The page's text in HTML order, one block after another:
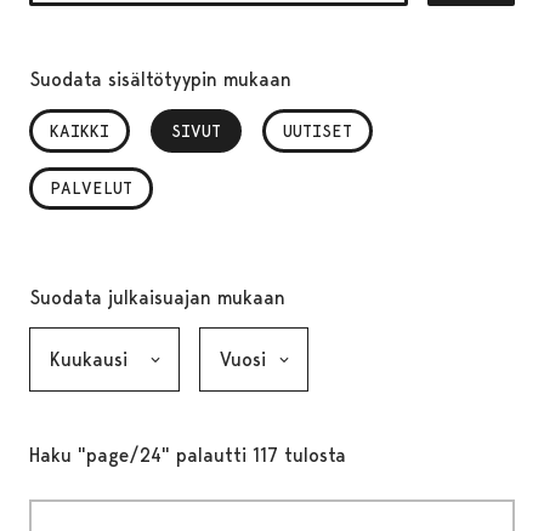
Suodata sisältötyypin mukaan
KAIKKI SIVUT
, VALITTU UUTISET
PALVELUT
Suodata julkaisuajan mukaan
Haku "page/24" palautti 117 tulosta